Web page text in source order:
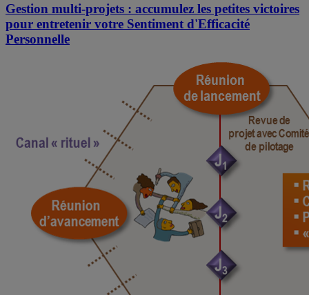
Gestion multi-projets : accumulez les petites victoires
pour entretenir votre Sentiment d'Efficacité
Personnelle